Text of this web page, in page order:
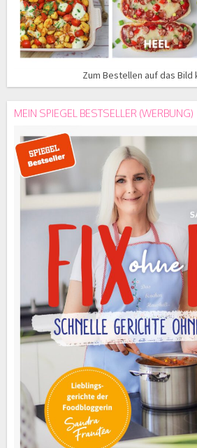
Zum Bestellen auf das Bild
MEIN SPIEGEL BESTSELLER (WERBUNG)